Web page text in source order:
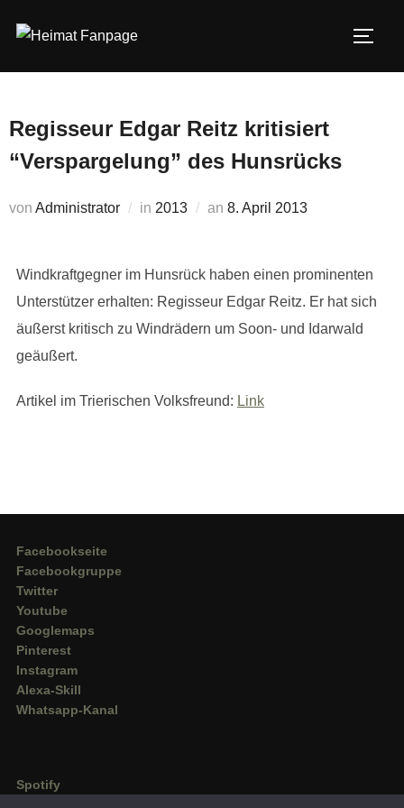
Inhalt
Regisseur Edgar Reitz kritisiert
“Verspargelung” des Hunsrücks
von Administrator in 2013 an Veröffentlicht
8. April 2013
Windkraftgegner im Hunsrück haben einen prominenten
Unterstützer erhalten: Regisseur Edgar Reitz. Er hat sich
äußerst kritisch zu Windrädern um Soon- und Idarwald
geäußert.
Artikel im Trierischen Volksfreund: Link
Facebookseite
Facebookgruppe
Twitter
Youtube
Googlemaps
Pinterest
Instagram
Alexa-Skill
Whatsapp-Kanal
Spotify